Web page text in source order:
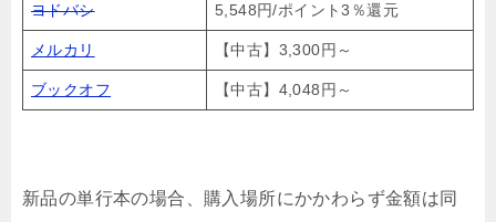
ヨドバシ 5,548円/ポイント3％還元
メルカリ 【中古】3,300円～
ブックオフ 【中古】4,048円～
新品の単行本の場合、購入場所にかかわらず金額は同